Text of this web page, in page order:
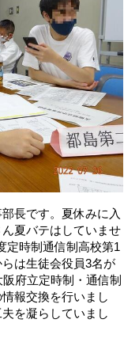
長です。夏休みに入
夏バテはしていませ
時制通信制高校第1
は生徒会役員3名が
府立定時制・通信制
報交換を行いまし
を凝らしていまし